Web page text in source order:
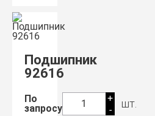
Подшипник
92616
По
запросу
1
+
-
шт.